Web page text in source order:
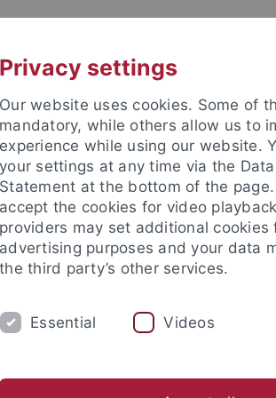
REDE DES JAHRES
Privacy settings
Our website uses cookies. Some of
mandatory, while others allow us to
experience while using our website.
your settings at any time via the
Statement at the bottom of the page.
accept the cookies for video
providers may set additional cookies
advertising purposes and your data
the third party’s other services.
Essential Videos